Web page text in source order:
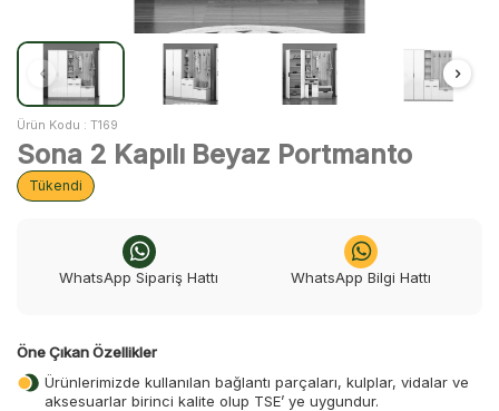
Ürün Kodu : T169
Sona 2 Kapılı Beyaz Portmanto
Tükendi
WhatsApp Sipariş Hattı WhatsApp Bilgi Hattı
Öne Çıkan Özellikler
Ürünlerimizde kullanılan bağlantı parçaları, kulplar, vidalar ve
aksesuarlar birinci kalite olup TSE’ ye uygundur.